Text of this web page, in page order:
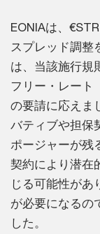
EONIAは、
スプレッド調整
は、当該施行規
フリー・レート
の要請に応えま
バティブや担保
ポージャーが残
契約により潜在
じる可能性があ
が必要になるの
した。